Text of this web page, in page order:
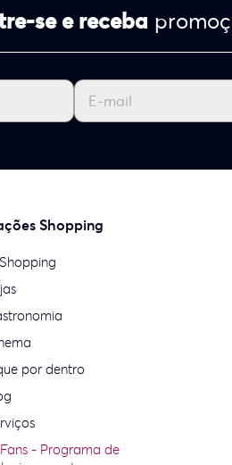
se e receba
Shopping
por dentro
- Programa de